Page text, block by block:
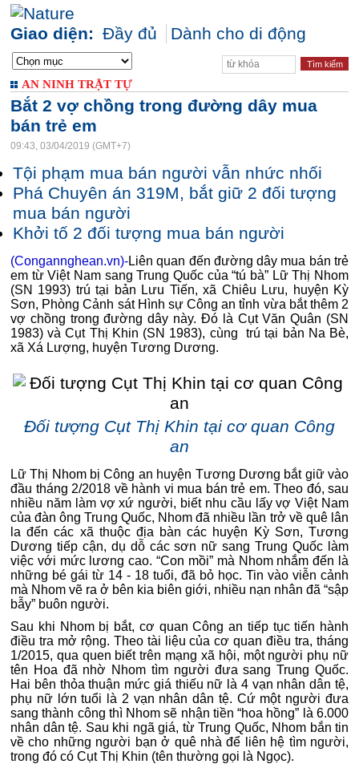
Giao diện: Đầy đủ Dành cho di động
AN NINH TRẬT TỰ
Bắt 2 vợ chồng trong đường dây mua
bán trẻ em
09:43, 03/04/2019 (GMT+7)
Tội phạm mua bán người vẫn nhức nhối
Phá Chuyên án 319M, bắt giữ 2 đối tượng
mua bán người
Khởi tố 2 đối tượng mua bán người
(Congannghean.vn)-Liên quan đến đường dây mua bán trẻ
em từ Việt Nam sang Trung Quốc của “tú bà” Lữ Thị Nhom
(SN 1993) trú tại bản Lưu Tiến, xã Chiêu Lưu, huyện Kỳ
Sơn, Phòng Cảnh sát Hình sự Công an tỉnh vừa bắt thêm 2
vợ chồng trong đường dây này. Đó là Cụt Văn Quân (SN
1983) và Cụt Thị Khin (SN 1983), cùng trú tại bản Na Bè,
xã Xá Lượng, huyện Tương Dương.
Đối tượng Cụt Thị Khin tại cơ quan Công
an
Lữ Thị Nhom bị Công an huyện Tương Dương bắt giữ vào
đầu tháng 2/2018 về hành vi mua bán trẻ em. Theo đó, sau
nhiều năm làm vợ xứ người, biết nhu cầu lấy vợ Việt Nam
của đàn ông Trung Quốc, Nhom đã nhiều lần trở về quê lân
la đến các xã thuộc địa bàn các huyện Kỳ Sơn, Tương
Dương tiếp cận, dụ dỗ các sơn nữ sang Trung Quốc làm
việc với mức lương cao. “Con mồi” mà Nhom nhắm đến là
những bé gái từ 14 - 18 tuổi, đã bỏ học. Tin vào viễn cảnh
mà Nhom vẽ ra ở bên kia biên giới, nhiều nạn nhân đã “sập
bẫy” buôn người.
Sau khi Nhom bị bắt, cơ quan Công an tiếp tục tiến hành
điều tra mở rộng. Theo tài liệu của cơ quan điều tra, tháng
1/2015, qua quen biết trên mạng xã hội, một người phụ nữ
tên Hoa đã nhờ Nhom tìm người đưa sang Trung Quốc.
Hai bên thỏa thuận mức giá thiếu nữ là 4 vạn nhân dân tệ,
phụ nữ lớn tuổi là 2 vạn nhân dân tệ. Cứ một người đưa
sang thành công thì Nhom sẽ nhận tiền “hoa hồng” là 6.000
nhân dân tệ. Sau khi ngã giá, từ Trung Quốc, Nhom bắn tin
về cho những người bạn ở quê nhà để liên hệ tìm người,
trong đó có Cụt Thị Khin (tên thường gọi là Ngọc).